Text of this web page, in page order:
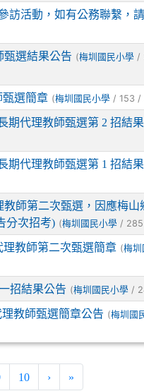
訪活動，如有公務聯繫，
甄選結果公告 (梅圳國民小學 /
甄選簡章 (梅圳國民小學 / 153 /
期代理教師甄選第 2 招結果
期代理教師甄選第 1 招結果
師第二次甄選，因應梅山
分次招考) (梅圳國民小學 /
教師第二次甄選簡章 (梅圳
招結果公告 (梅圳國民小學 /
教師甄選簡章公告 (梅圳國
10 › »